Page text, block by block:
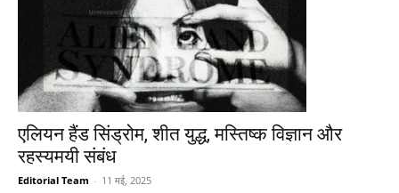
एलियन हैंड सिंड्रोम, शीत युद्ध, मस्तिष्क विज्ञान और
रहस्यमयी संबंध
Editorial Team - 11 मई, 2025